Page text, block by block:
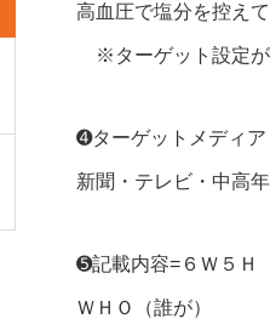
高血圧で塩分を控え
※ターゲット設定が
➍ターゲットメディア
新聞・テレビ・中高
➎記載内容=６Ｗ５Ｈ
ＷＨＯ（誰が）